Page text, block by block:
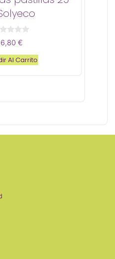
6,80 €
Al Carrito